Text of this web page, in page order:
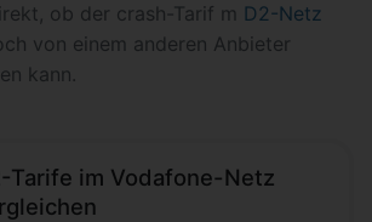
ob der crash-Tarif m D2-Netz
von einem anderen Anbieter
kann.
Tarife im Vodafone-Netz